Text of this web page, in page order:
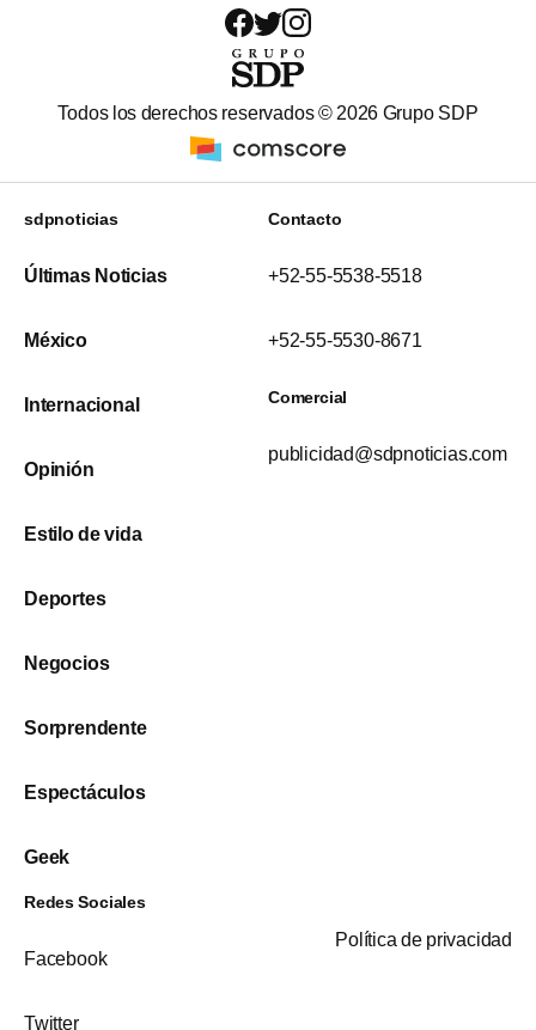
Todos los derechos reservados ©2026 Grupo SDP
sdpnoticias
Últimas Noticias
México
Internacional
Opinión
Estilo de vida
Deportes
Negocios
Sorprendente
Espectáculos
Geek
Contacto
+52-55-5538-5518
+52-55-5530-8671
Comercial
publicidad@sdpnoticias.com
Redes Sociales
Facebook
Twitter
Política de privacidad